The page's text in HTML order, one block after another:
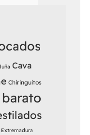
Cava
Chiringuitos
Extremadura